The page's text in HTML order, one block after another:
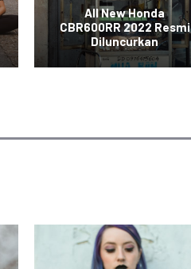
All New Honda
CBR600RR 2022 Resmi
Diluncurkan